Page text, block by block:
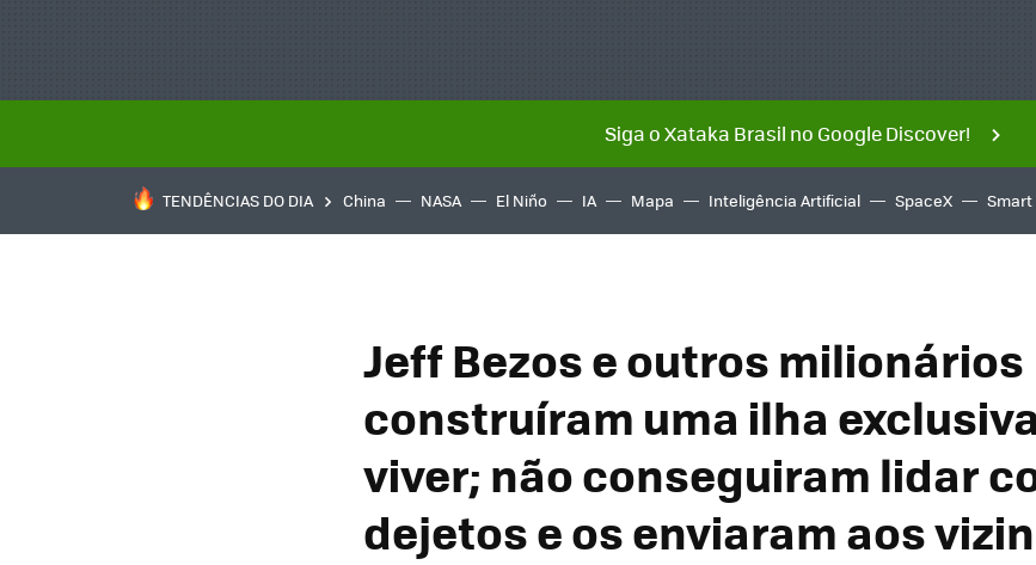
Siga o Xataka Brasil no Google Discover!
TENDÊNCIAS DO DIA China NASA El Niño IA Mapa Inteligência Artificial SpaceX Smart
Jeff Bezos e outros milionários
construíram uma ilha
viver; não conseguiram lidar
dejetos e os enviaram aos